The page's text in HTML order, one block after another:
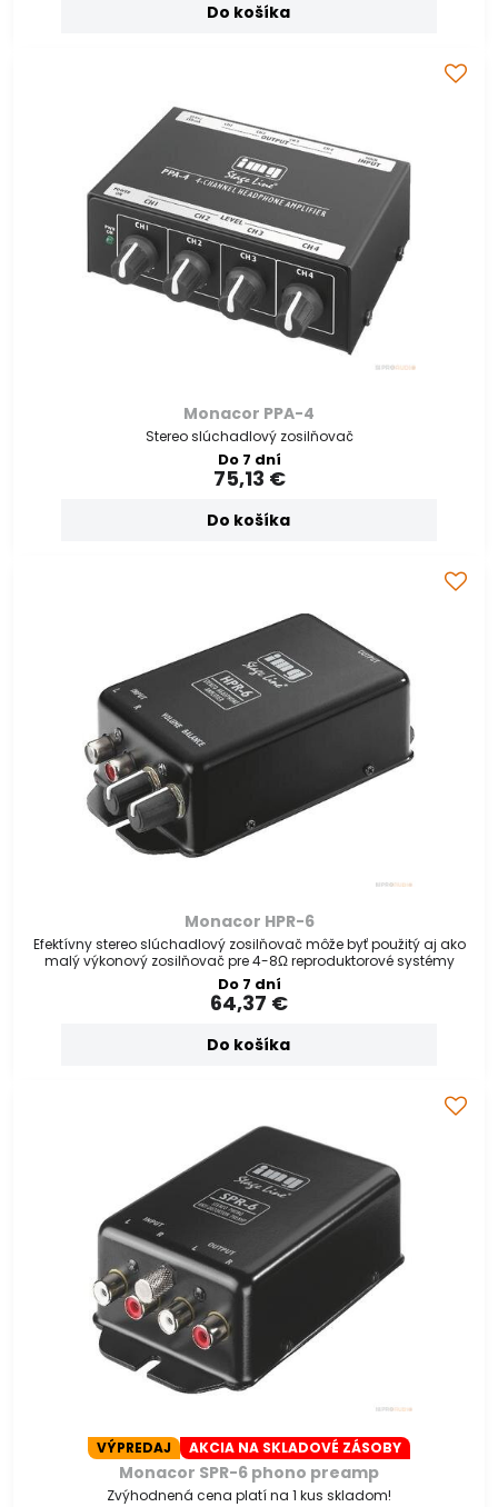
Do košíka
Monacor PPA-4
Stereo slúchadlový zosilňovač
Do 7 dní
75,13 €
Do košíka
Monacor HPR-6
Efektívny stereo slúchadlový zosilňovač môže byť použitý aj ako
malý výkonový zosilňovač pre 4-8Ω reproduktorové systémy
Do 7 dní
64,37 €
Do košíka
VÝPREDAJ AKCIA NA SKLADOVÉ ZÁSOBY
Monacor SPR-6 phono preamp
Zvýhodnená cena platí na 1 kus skladom!